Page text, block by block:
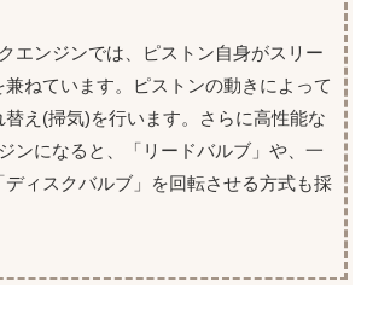
エンジンでは、ピストン自身がスリー
ねています。ピストンの動きによって
え(掃気)を行います。さらに高性能な
ンになると、「リードバルブ」や、一
ィスクバルブ」を回転させる方式も採